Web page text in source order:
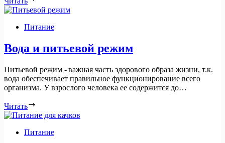
Питание
Вода и питьевой режим
Питьевой режим - важная часть здорового образа жизни, т.к.
вода обеспечивает правильное функционирование всего
организма. У взрослого человека ее содержится до…
Читать
Питание